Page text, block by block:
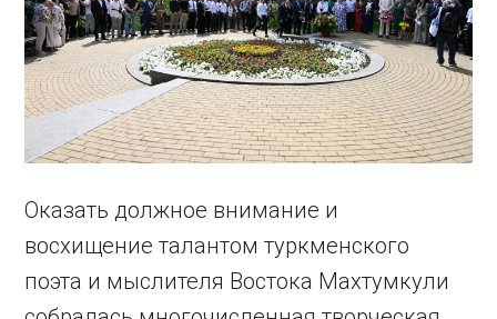
Оказать должное внимание и
восхищение талантом туркменского
поэта и мыслителя Востока Махтумкули